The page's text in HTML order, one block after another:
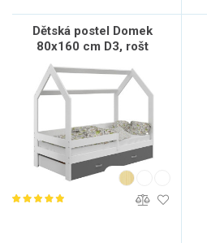
Dětská postel Domek
80x160 cm D3, rošt
ZDARMA - bílá